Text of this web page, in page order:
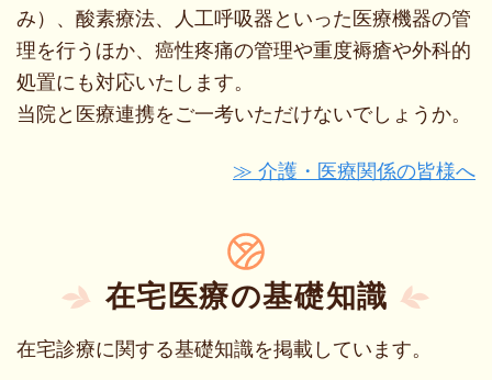
み）、酸素療法、人工呼吸器といった医療機器の管
理を行うほか、癌性疼痛の管理や重度褥瘡や外科的
処置にも対応いたします。
当院と医療連携をご一考いただけないでしょうか。
≫ 介護・医療関係の皆様へ
在宅医療の基礎知識
在宅診療に関する基礎知識を掲載しています。